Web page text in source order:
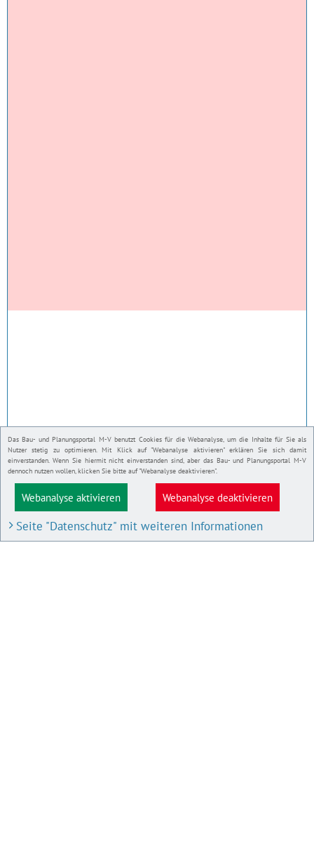
Das Bau- und Planungsportal M-V benutzt Cookies für die Webanalyse, um die Inhalte für Sie als
Nutzer stetig zu optimieren. Mit Klick auf "Webanalyse aktivieren" erklären Sie sich damit
einverstanden. Wenn Sie hiermit nicht einverstanden sind, aber das Bau- und Planungsportal M-V
dennoch nutzen wollen, klicken Sie bitte auf "Webanalyse deaktivieren".
Webanalyse aktivieren Webanalyse deaktivieren
Seite "Datenschutz" mit weiteren Informationen